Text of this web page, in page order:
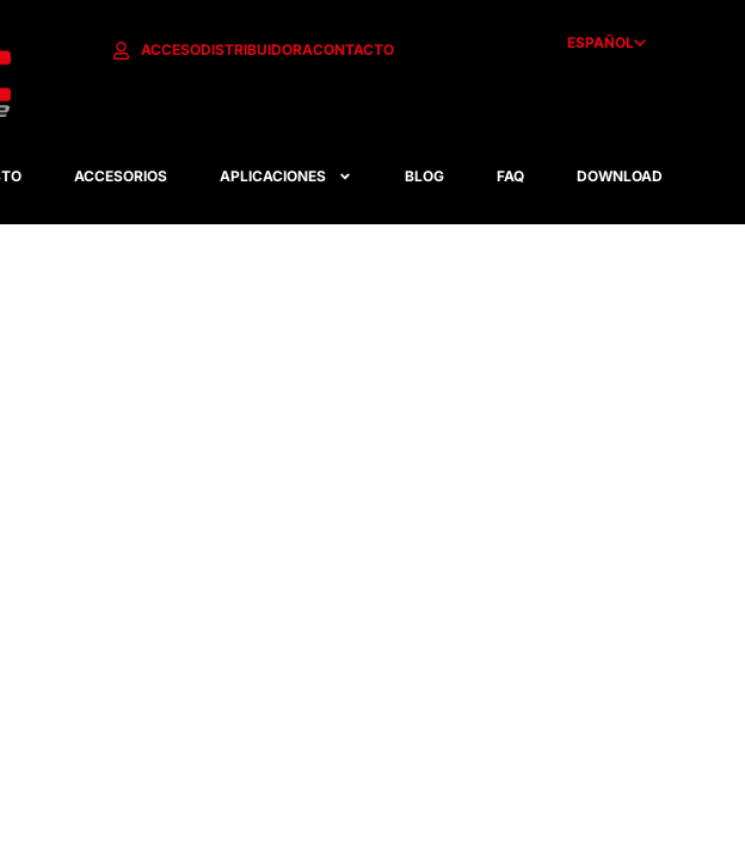
ACCESODISTRIBUIDORACONTACTO ESPAÑOL
ACCESORIOS APLICACIONES BLOG FAQ DOWNLOAD